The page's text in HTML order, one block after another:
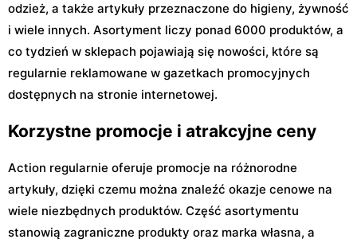
odzież, a także artykuły przeznaczone do higieny, żywność
i wiele innych. Asortyment liczy ponad 6000 produktów, a
co tydzień w sklepach pojawiają się nowości, które są
regularnie reklamowane w gazetkach promocyjnych
dostępnych na stronie internetowej.
Korzystne promocje i atrakcyjne ceny
Action regularnie oferuje promocje na różnorodne
artykuły, dzięki czemu można znaleźć okazje cenowe na
wiele niezbędnych produktów. Część asortymentu
stanowią zagraniczne produkty oraz marka własna, a